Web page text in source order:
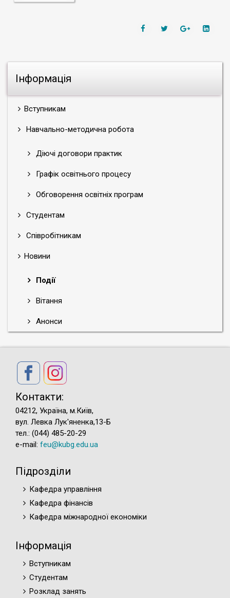
Інформація
Вступникам
Навчально-методична робота
Діючі договори практик
Графік освітнього процесу
Обговорення освітніх програм
Студентам
Співробітникам
Новини
Події
Вітання
Анонси
Контакти:
04212, Україна, м.Київ,
вул. Левка Лук'яненка,13-Б
тел.: (044) 485-20-29
e-mail: feu@kubg.edu.ua
Підрозділи
Кафедра управління
Кафедра фінансів
Кафедра міжнародної економіки
Інформація
Вступникам
Студентам
Розклад занять